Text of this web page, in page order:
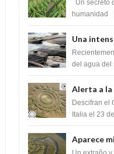
de la
Un secreto
humanidad
m...
Una
Shiva
del agua del
Shiv...
Alerta a la
mensaje
Descifran el
Italia el 23
Aparece
Reino